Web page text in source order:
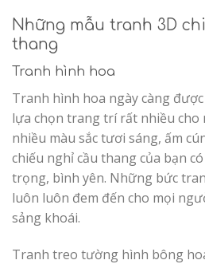
Những mẫu tranh 3D
thang
Tranh hình hoa
Tranh hình hoa ngày càng
lựa chọn trang trí rất nhiều cho
nhiều màu sắc tươi sáng, ấm
chiếu nghỉ cầu thang của bạn
trọng, bình yên. Những bức
luôn luôn đem đến cho mọi
sảng khoái.
Tranh treo tường hình bông